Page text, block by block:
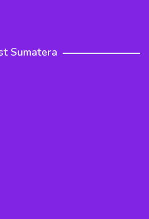
Sumatera